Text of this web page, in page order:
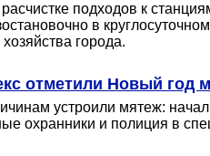
подходов к
в
города.
отметили Новый год
устроили мятеж:
и полиция в